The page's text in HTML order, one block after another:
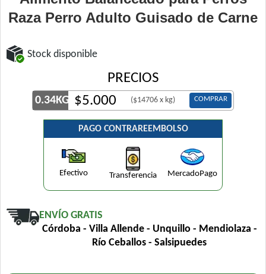
Raza Perro Adulto Guisado de Carne
Stock disponible
PRECIOS
0.34KG $5.000 ($14706 x kg) COMPRAR
PAGO CONTRAREEMBOLSO
Efectivo Transferencia MercadoPago
ENVÍO GRATIS
Córdoba - Villa Allende - Unquillo - Mendiolaza -
Río Ceballos - Salsipuedes